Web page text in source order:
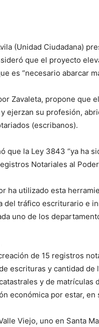
(Unidad Ciudadana)
que el proyecto
es “necesario abarcar
Zavaleta, propone que
ejerzan su profesión,
(escribanos).
que la Ley 3843 “ya ha
Notariales al
ha utilizado esta
del tráfico escriturario e
uno de los
de 15 registros
escrituras y cantidad
y de matrículas
económica por estar, en
Viejo, uno en Santa